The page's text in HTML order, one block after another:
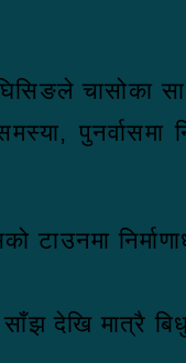
चासोका
टाउनमा
साँझ देखि मात्रै